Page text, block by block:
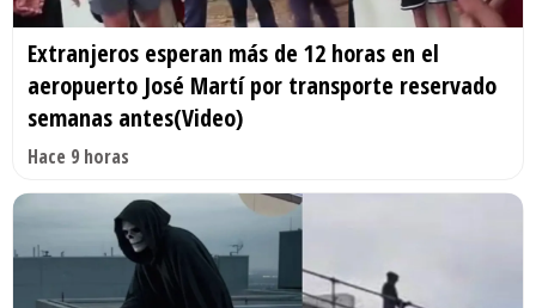
Extranjeros esperan más de 12 horas en el
aeropuerto José Martí por transporte reservado
semanas antes(Video)
Hace 9 horas